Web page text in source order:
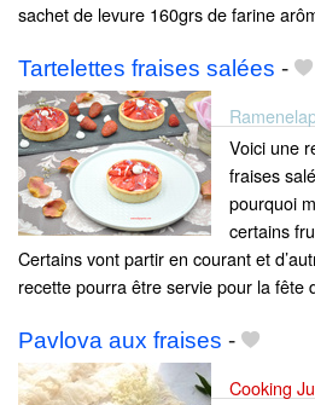
sachet de levure 160grs de farine
Tartelettes fraises salées -
Voici une
fraises
pourquoi
certains
Certains vont partir en courant et
recette pourra être servie pour la fête
Pavlova aux fraises -
Cooking